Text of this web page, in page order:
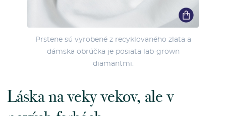
Prstene sú vyrobené z recyklovaného zlata a
dámska obrúčka je posiata lab-grown
diamantmi.
Láska na veky vekov, ale v